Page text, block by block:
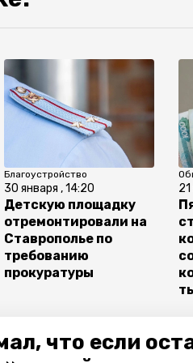
что если
Благоустройство
30 января , 14:20
Детскую площадку
отремонтировали на
Ставрополье по
требованию
прокуратуры